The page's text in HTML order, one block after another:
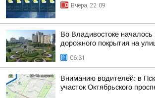
Вчера, 22:09
Во Владивостоке началось
дорожного покрытия на
06:31
Вниманию водителей: в
участок Октябрьского